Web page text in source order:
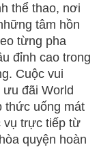
thể thao, nơi
tâm hồn
từng pha
đỉnh cao trong
Cuộc vui
đãi World
thức uống mát
vụ trực tiếp từ
quyện hoàn